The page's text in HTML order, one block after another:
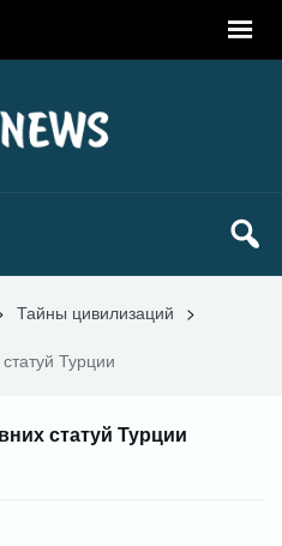
Тайны цивилизаций >
Турции
статуй Турции